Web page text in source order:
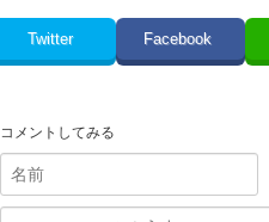
Twitter Facebook
コメントしてみる